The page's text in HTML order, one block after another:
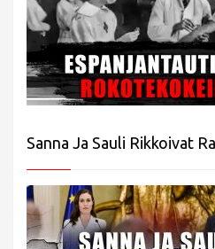
Sanna Ja Sauli Rikkoivat